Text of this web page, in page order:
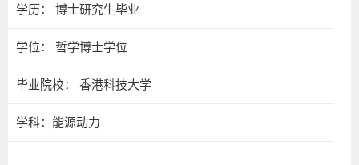
学历： 博士研究生毕业
学位： 哲学博士学位
毕业院校： 香港科技大学
学科：能源动力